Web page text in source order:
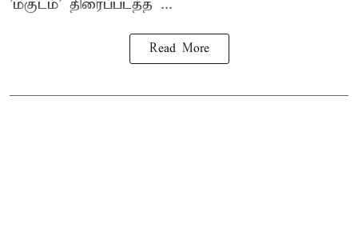
'மகுடம்' திரைப்படத்த ...
Read More